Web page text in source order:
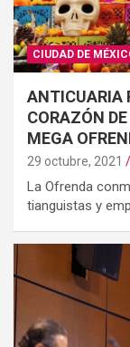
CIUDAD DE
ANTICUARIA
CORAZÓN
MEGA
29 octubre, 2021
La Ofrenda
tianguistas y